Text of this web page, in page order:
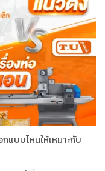
แบบไหนให้เหมาะกับ